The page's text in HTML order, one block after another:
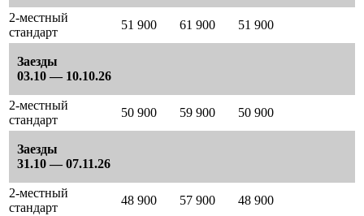
2-местный
стандарт
51 900 61 900 51 900
Заезды
03.10 — 10.10.26
2-местный
стандарт
50 900 59 900 50 900
Заезды
31.10 — 07.11.26
2-местный
стандарт
48 900 57 900
48 900